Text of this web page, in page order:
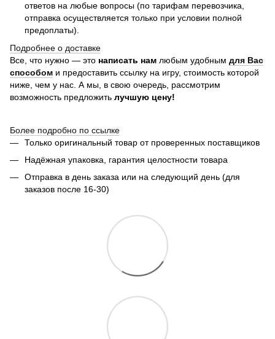
ответов на любые вопросы (по тарифам перевозчика,
отправка осуществляется только при условии полной
предоплаты).
Подробнее о доставке
Все, что нужно — это написать нам любым удобным для Вас
способом и предоставить ссылку на игру, стоимость которой
ниже, чем у нас. А мы, в свою очередь, рассмотрим
возможность предложить лучшую цену!
Более подробно по ссылке
Только оригинальный товар от проверенных поставщиков
Надёжная упаковка, гарантия целостности товара
Отправка в день заказа или на следующий день (для
заказов после 16-30)